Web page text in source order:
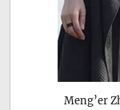
Meng’er